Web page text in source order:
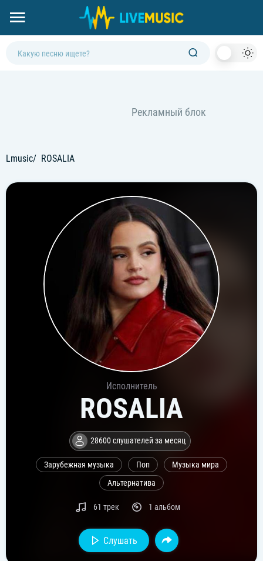
Lmusic ROSALIA
Исполнитель
ROSALIA
28600 слушателей за месяц
Зарубежная музыка Поп
Музыка мира
Альтернатива
61 трек 1 альбом
Слушать